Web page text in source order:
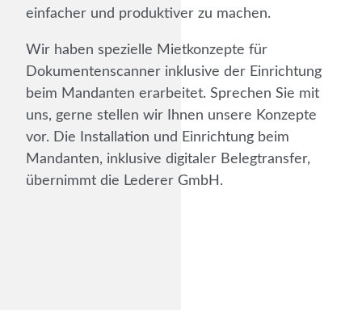
einfacher und produktiver zu machen.
Wir haben spezielle Miet­konzepte für
Dokumenten­scanner inklusive der Einrichtung
beim Mandanten erarbeitet. Sprechen Sie mit
uns, gerne stellen wir Ihnen unsere Konzepte
vor. Die Installation und Einrichtung beim
Mandanten, inklusive digitaler Belegtransfer,
übernimmt die Lederer GmbH.